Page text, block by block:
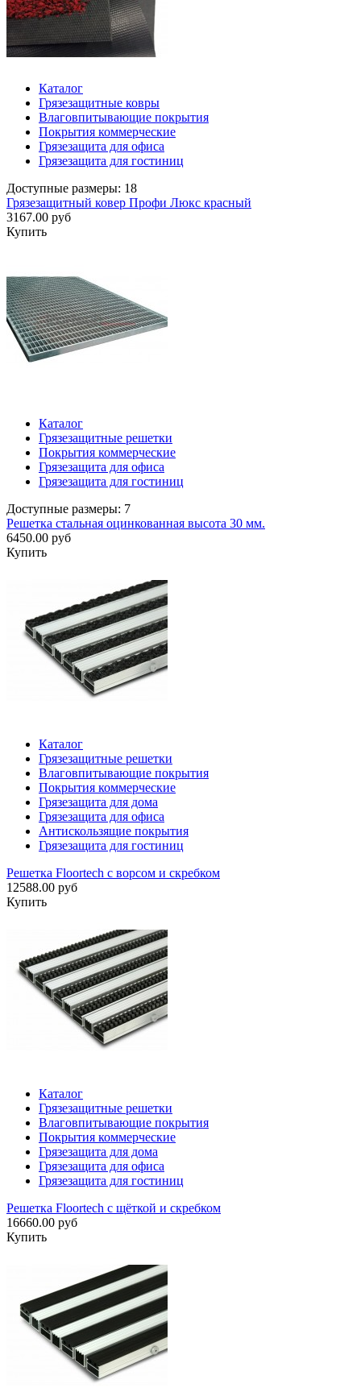
Каталог
Грязезащитные ковры
Влаговпитывающие покрытия
Покрытия коммерческие
Грязезащита для офиса
Грязезащита для гостиниц
Доступные размеры: 18
Грязезащитный ковер Профи Люкс красный
3167.00 руб
Купить
Каталог
Грязезащитные решетки
Покрытия коммерческие
Грязезащита для офиса
Грязезащита для гостиниц
Доступные размеры: 7
Решетка стальная оцинкованная высота 30 мм.
6450.00 руб
Купить
Каталог
Грязезащитные решетки
Влаговпитывающие покрытия
Покрытия коммерческие
Грязезащита для дома
Грязезащита для офиса
Антискользящие покрытия
Грязезащита для гостиниц
Решетка Floortech с ворсом и скребком
12588.00 руб
Купить
Каталог
Грязезащитные решетки
Влаговпитывающие покрытия
Покрытия коммерческие
Грязезащита для дома
Грязезащита для офиса
Грязезащита для гостиниц
Решетка Floortech с щёткой и скребком
16660.00 руб
Купить